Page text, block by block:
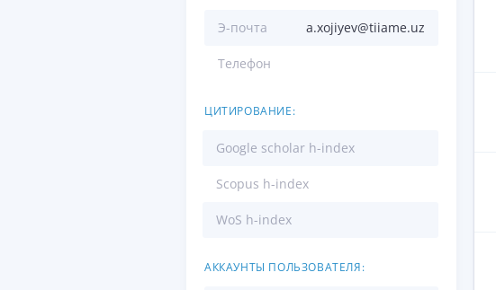
Э-почта a.xojiyev@tiiame.uz
Телефон
ЦИТИРОВАНИЕ:
Google scholar h-index
Scopus h-index
WoS h-index
АККАУНТЫ ПОЛЬЗОВАТЕЛЯ: